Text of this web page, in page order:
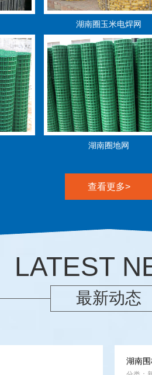
湖南圈玉米电焊网
湖南圈地网
查看更多>
LATEST
最新动态
湖南